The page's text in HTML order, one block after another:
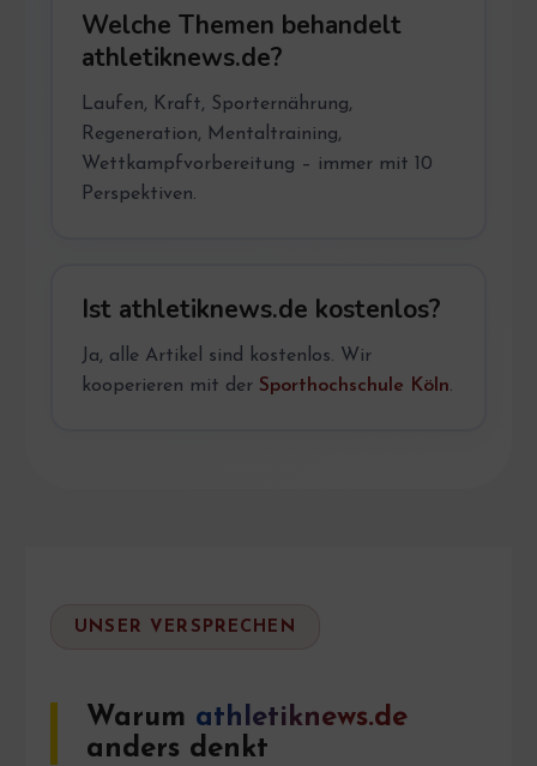
Welche Themen behandelt
athletiknews.de?
Laufen, Kraft, Sporternährung,
Regeneration, Mentaltraining,
Wettkampfvorbereitung – immer mit 10
Perspektiven.
Ist athletiknews.de kostenlos?
Ja, alle Artikel sind kostenlos. Wir
kooperieren mit der Sporthochschule Köln.
UNSER VERSPRECHEN
Warum athletiknews.de
anders denkt